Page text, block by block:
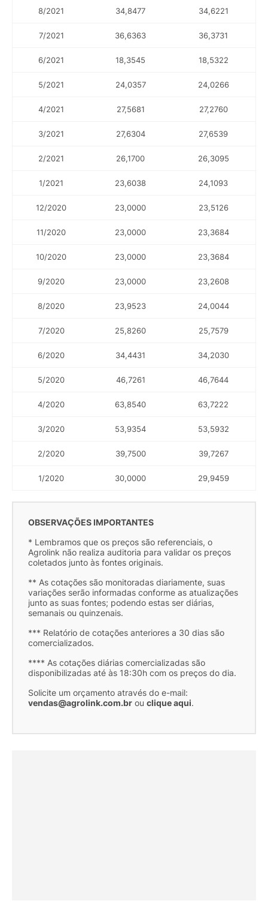
8/2021 34,8477 34,6221
7/2021 36,6363 36,3731
6/2021 18,3545 18,5322
5/2021 24,0357 24,0266
4/2021 27,5681 27,2760
3/2021 27,6304 27,6539
2/2021 26,1700 26,3095
1/2021 23,6038 24,1093
12/2020 23,0000 23,5126
11/2020 23,0000 23,3684
10/2020 23,0000 23,3684
9/2020 23,0000 23,2608
8/2020 23,9523 24,0044
7/2020 25,8260 25,7579
6/2020 34,4431 34,2030
5/2020 46,7261 46,7644
4/2020 63,8540 63,7222
3/2020 53,9354 53,5932
2/2020 39,7500 39,7267
1/2020 30,0000 29,9459
OBSERVAÇÕES IMPORTANTES
* Lembramos que os preços são referenciais, o
Agrolink não realiza auditoria para validar os preços
coletados junto às fontes originais.
** As cotações são monitoradas diariamente, suas
variações serão informadas conforme as atualizações
junto as suas fontes; podendo estas ser diárias,
semanais ou quinzenais.
*** Relatório de cotações anteriores a 30 dias são
comercializados.
**** As cotações diárias comercializadas são
disponibilizadas até às 18:30h com os preços do dia.
Solicite um orçamento através do e-mail:
vendas@agrolink.com.br ou clique aqui.